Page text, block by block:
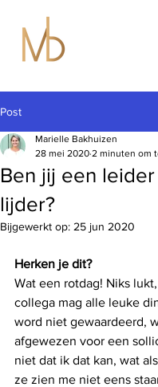
Post
Ben jij een
lijder?
Marielle Bakhuizen
28 mei 2020 2 minuten om
Bijgewerkt op: 25 jun 2020
Herken je dit?
Wat een rotdag! Niks
collega mag alle leuke
word niet gewaardeerd,
afgewezen voor een
niet dat ik dat kan, wat
ze zien me niet eens